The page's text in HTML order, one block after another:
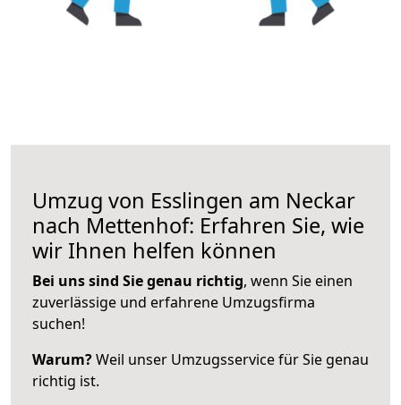
Umzug von Esslingen am Neckar
nach Mettenhof: Erfahren Sie, wie
wir Ihnen helfen können
Bei uns sind Sie genau richtig, wenn Sie einen
zuverlässige und erfahrene Umzugsfirma
suchen!
Warum?Weil unser Umzugsservice für Sie genau
richtig ist.